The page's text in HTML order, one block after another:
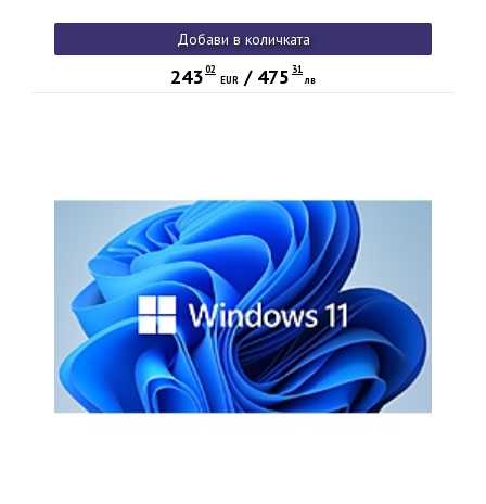
Добави в количката
24302
EUR / 475 31
лв